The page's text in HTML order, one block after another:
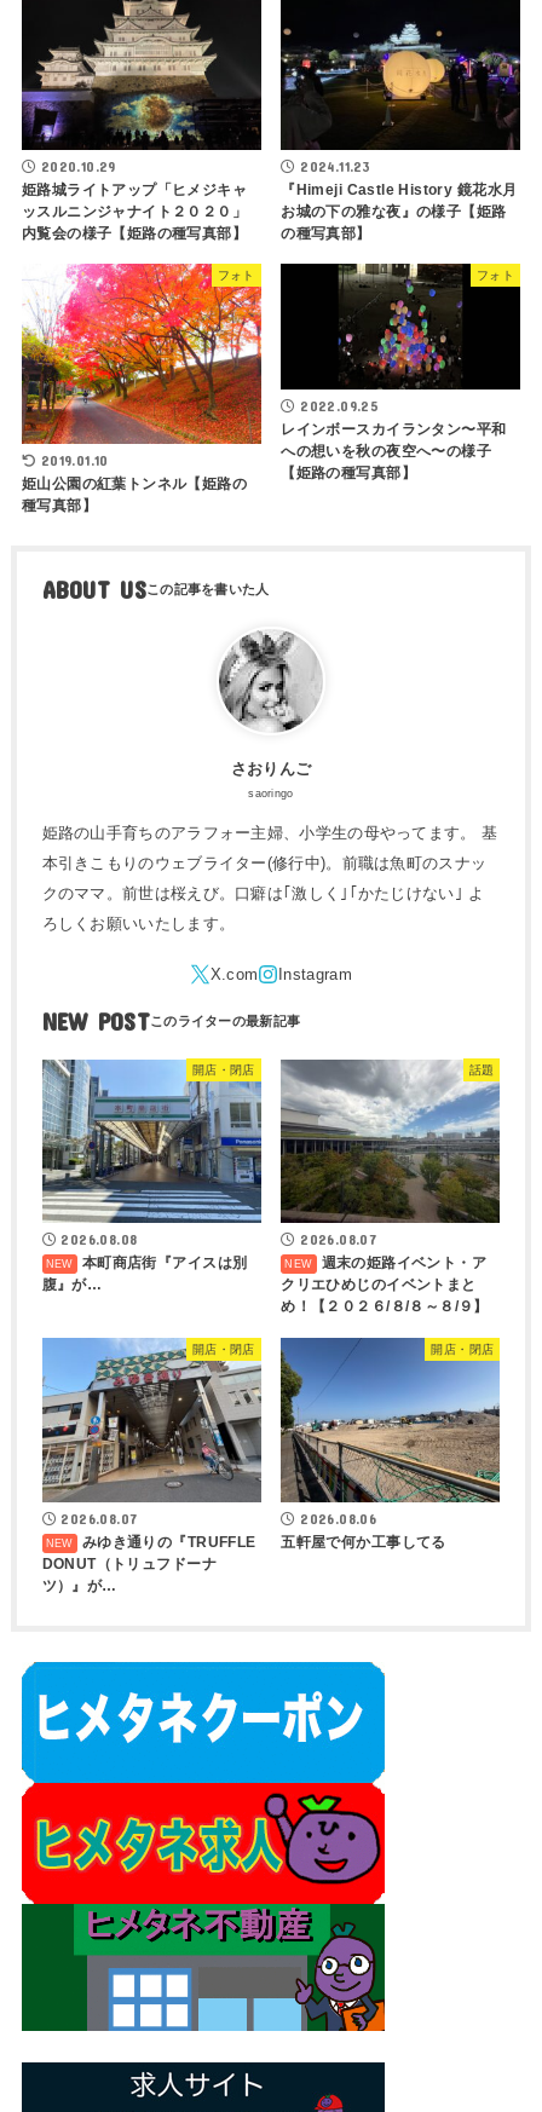
2020.10.29
姫路城ライトアップ「ヒメジキャ
ッスルニンジャナイト２０２０」
内覧会の様子【姫路の種写真部】
2024.11.23
『Himeji Castle History 鏡花水月
お城の下の雅な夜』の様子【姫路
の種写真部】
フォト
2019.01.10
姫山公園の紅葉トンネル【姫路の
種写真部】
フォト
2022.09.25
レインボースカイランタン〜平和
への想いを秋の夜空へ〜の様子
【姫路の種写真部】
ABOUT US
さおりんご
saoringo
姫路の山手育ちのアラフォー主婦、小学生の母やってます。 基
本引きこもりのウェブライター(修行中)。前職は魚町のスナッ
クのママ。前世は桜えび。口癖は｢激しく｣｢かたじけない｣ よ
ろしくお願いいたします。
NEW POST
開店・閉店
2026.08.08
本町商店街『アイスは別
腹』が…
話題
2026.08.07
週末の姫路イベント・ア
クリエひめじのイベントまと
め！【２０２６/８/８～８/９】
開店・閉店
2026.08.07
みゆき通りの『TRUFFLE
DONUT（トリュフドーナ
ツ）』が…
開店・閉店
2026.08.06
五軒屋で何か工事してる